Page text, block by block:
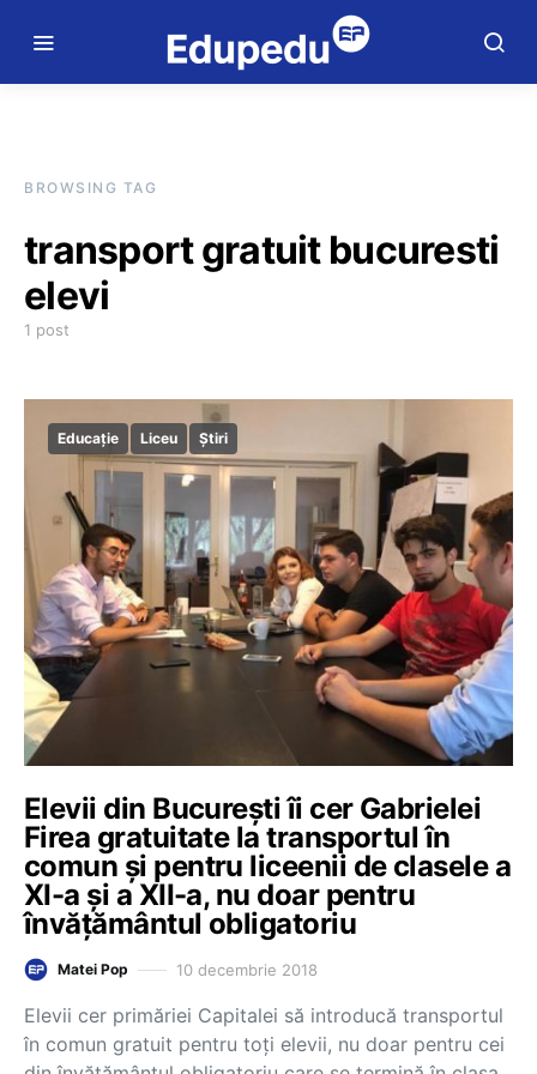
BROWSING TAG
transport gratuit bucuresti
elevi
1 post
Educație Liceu Știri
Elevii din București îi cer Gabrielei
Firea gratuitate la transportul în
comun și pentru liceenii de clasele a
XI-a și a XII-a, nu doar pentru
învățământul obligatoriu
Matei Pop 10 decembrie 2018
Elevii cer primăriei Capitalei să introducă transportul
în comun gratuit pentru toți elevii, nu doar pentru cei